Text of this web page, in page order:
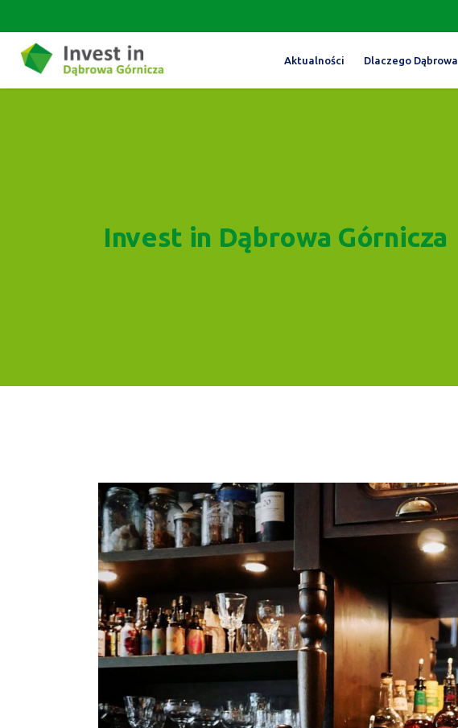
Aktualności Dlaczego Dąbrowa
Invest in Dąbrowa Górnicza